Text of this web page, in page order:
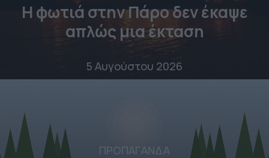
Η φωτιά στην Πάρο δεν έκαψε
απλώς μια έκταση
5 Αυγούστου 2026
ΠΡΟΠΑΓΑΝΔΑ